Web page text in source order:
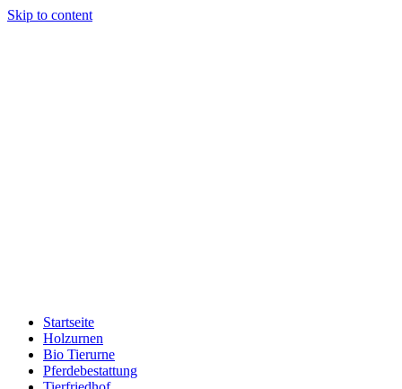
Skip to content
Startseite
Holzurnen
Bio Tierurne
Pferdebestattung